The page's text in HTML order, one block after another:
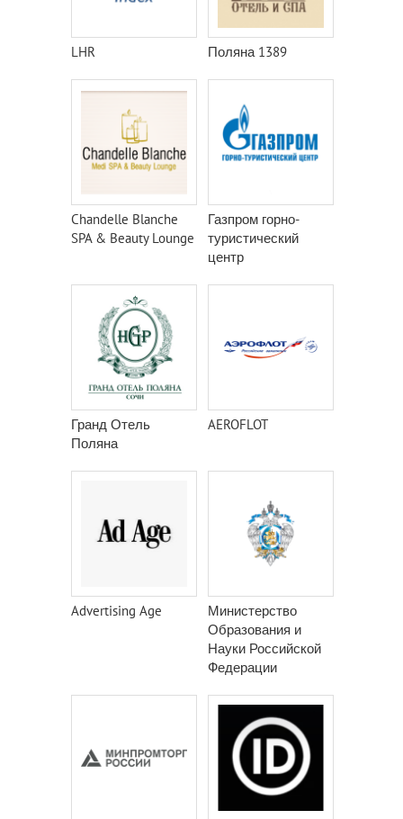
LHR Поляна 1389
Chandelle Blanche
SPA & Beauty Lounge
Газпром горно-
туристический
центр
Гранд Отель
Поляна
AEROFLOT
Advertising Age
Министерство
Образования и
Науки Российской
Федерации